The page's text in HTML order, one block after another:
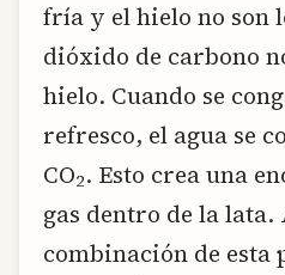
fría y el hielo no son
dióxido de carbono
hielo. Cuando se
refresco, el agua se
CO2. Esto crea una
gas dentro de la
combinación de esta